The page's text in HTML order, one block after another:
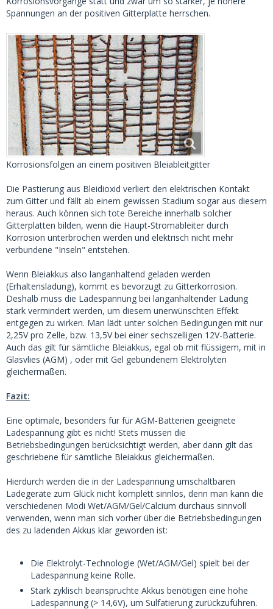
Spannungen an der positiven Gitterplatte herrschen.
Korrosionsfolgen an einem positiven Bleiableitgitter
Die Pastierung aus Bleidioxid verliert den elektrischen Kontakt
zum Gitter und fällt ab einem gewissen Stadium sogar aus diesem
heraus. Auch können sich tote Bereiche innerhalb solcher
Gitterplatten bilden, wenn die Haupt-Stromableiter durch
Korrosion unterbrochen werden und elektrisch nicht mehr
verbundene "Inseln" entstehen.
Wenn Bleiakkus also langanhaltend geladen werden
(Erhaltensladung), kommt es bevorzugt zu Gitterkorrosion.
Deshalb muss die Ladespannung bei langanhaltender Ladung
stark vermindert werden, um diesem unerwünschten Effekt
entgegen zu wirken. Man lädt unter solchen Bedingungen mit nur
2,25V pro Zelle, bzw. 13,5V bei einer sechszelligen 12V-Batterie.
Auch das gilt für sämtliche Bleiakkus, egal ob mit flüssigem, mit in
Glasvlies (AGM) , oder mit Gel gebundenem Elektrolyten
gleichermaßen.
Fazit:
Eine optimale, besonders für für AGM-Batterien geeignete
Ladespannung gibt es nicht! Stets müssen die
Betriebsbedingungen berücksichtigt werden, aber dann gilt das
geschriebene für sämtliche Bleiakkus gleichermaßen.
Hierdurch werden die in der Ladespannung umschaltbaren
Ladegeräte zum Glück nicht komplett sinnlos, denn man kann die
verschiedenen Modi Wet/AGM/Gel/Calcium durchaus sinnvoll
verwenden, wenn man sich vorher über die Betriebsbedingungen
des zu ladenden Akkus klar geworden ist:
Die Elektrolyt-Technologie (Wet/AGM/Gel) spielt bei der
Ladespannung keine Rolle.
Stark zyklisch beanspruchte Akkus benötigen eine hohe
Ladespannung (> 14,6V), um Sulfatierung zurückzuführen.